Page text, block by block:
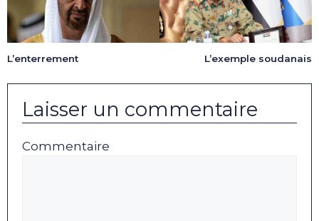
L’enterrement L’exemple soudanais
Laisser un commentaire
Commentaire